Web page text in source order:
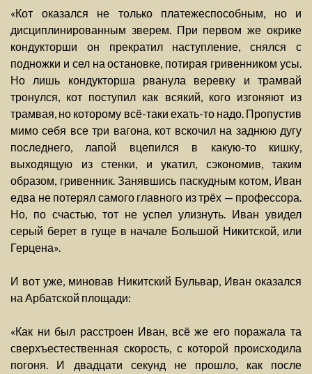
«Кот оказался не только платежеспособным, но и
дисциплинированным зверем. При первом же окрике
кондукторши он прекратил наступление, снялся с
подножки и сел на остановке, потирая гривенником усы.
Но лишь кондукторша рванула веревку и трамвай
тронулся, кот поступил как всякий, кого изгоняют из
трамвая, но которому всё-таки ехать-то надо. Пропустив
мимо себя все три вагона, кот вскочил на заднюю дугу
последнего, лапой вцепился в какую-то кишку,
выходящую из стенки, и укатил, сэкономив, таким
образом, гривенник. Занявшись паскудным котом, Иван
едва не потерял самого главного из трёх — профессора.
Но, по счастью, тот не успел улизнуть. Иван увидел
серый берет в гуще в начале Большой Никитской, или
Герцена».
И вот уже, миновав Никитский Бульвар, Иван оказался
на Арбатской площади:
«Как ни был расстроен Иван, всё же его поражала та
сверхъестественная скорость, с которой происходила
погоня. И двадцати секунд не прошло, как после